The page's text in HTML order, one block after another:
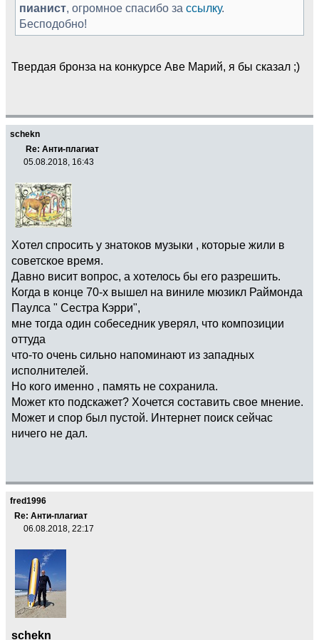
пианист, огромное спасибо за ссылку.
Бесподобно!
Твердая бронза на конкурсе Аве Марий, я бы сказал ;)
schekn
Re: Анти-плагиат
05.08.2018, 16:43
Хотел спросить у знатоков музыки , которые жили в
советское время.
Давно висит вопрос, а хотелось бы его разрешить.
Когда в конце 70-х вышел на виниле мюзикл Раймонда
Паулса " Сестра Кэрри",
мне тогда один собеседник уверял, что композиции
оттуда
что-то очень сильно напоминают из западных
исполнителей.
Но кого именно , память не сохранила.
Может кто подскажет? Хочется составить свое мнение.
Может и спор был пустой. Интернет поиск сейчас
ничего не дал.
fred1996
Re: Анти-плагиат
06.08.2018, 22:17
schekn